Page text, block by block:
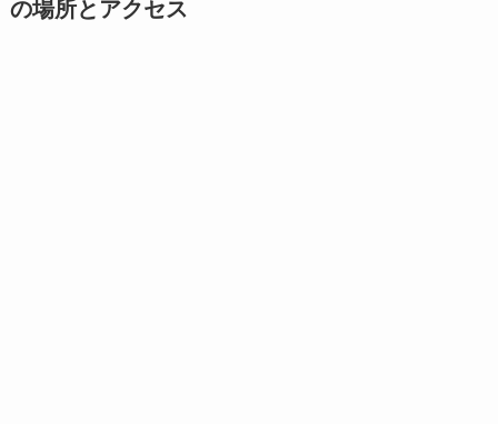
の場所とアクセス